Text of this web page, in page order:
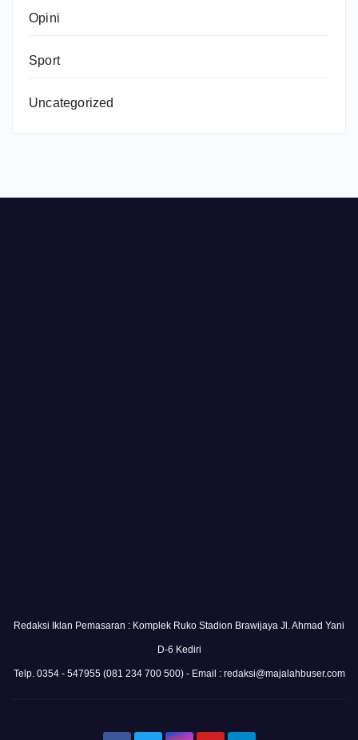
Opini
Sport
Uncategorized
Redaksi Iklan Pemasaran : Komplek Ruko Stadion Brawijaya Jl. Ahmad Yani
D-6 Kediri
Telp. 0354 - 547955 (081 234 700 500) - Email : redaksi@majalahbuser.com